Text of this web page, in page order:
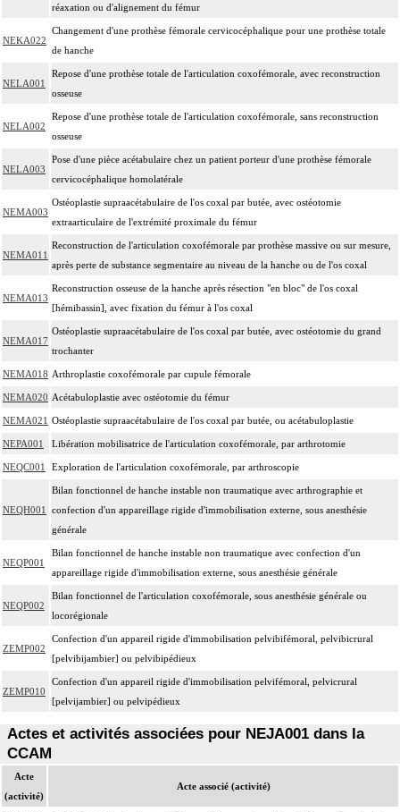
réaxation ou d'alignement du fémur
NEKA022
Changement d'une prothèse fémorale cervicocéphalique pour une prothèse totale
de hanche
NELA001
Repose d'une prothèse totale de l'articulation coxofémorale, avec reconstruction
osseuse
NELA002
Repose d'une prothèse totale de l'articulation coxofémorale, sans reconstruction
osseuse
NELA003
Pose d'une pièce acétabulaire chez un patient porteur d'une prothèse fémorale
cervicocéphalique homolatérale
NEMA003
Ostéoplastie supraacétabulaire de l'os coxal par butée, avec ostéotomie
extraarticulaire de l'extrémité proximale du fémur
NEMA011
Reconstruction de l'articulation coxofémorale par prothèse massive ou sur mesure,
après perte de substance segmentaire au niveau de la hanche ou de l'os coxal
NEMA013
Reconstruction osseuse de la hanche après résection "en bloc" de l'os coxal
[hémibassin], avec fixation du fémur à l'os coxal
NEMA017
Ostéoplastie supraacétabulaire de l'os coxal par butée, avec ostéotomie du grand
trochanter
NEMA018 Arthroplastie coxofémorale par cupule fémorale
NEMA020 Acétabuloplastie avec ostéotomie du fémur
NEMA021 Ostéoplastie supraacétabulaire de l'os coxal par butée, ou acétabuloplastie
NEPA001 Libération mobilisatrice de l'articulation coxofémorale, par arthrotomie
NEQC001 Exploration de l'articulation coxofémorale, par arthroscopie
NEQH001
Bilan fonctionnel de hanche instable non traumatique avec arthrographie et
confection d'un appareillage rigide d'immobilisation externe, sous anesthésie
générale
NEQP001
Bilan fonctionnel de hanche instable non traumatique avec confection d'un
appareillage rigide d'immobilisation externe, sous anesthésie générale
NEQP002
Bilan fonctionnel de l'articulation coxofémorale, sous anesthésie générale ou
locorégionale
ZEMP002
Confection d'un appareil rigide d'immobilisation pelvibifémoral, pelvibicrural
[pelvibijambier] ou pelvibipédieux
ZEMP010
Confection d'un appareil rigide d'immobilisation pelvifémoral, pelvicrural
[pelvijambier] ou pelvipédieux
Actes et activités associées pour NEJA001 dans la
CCAM
Acte
(activité)
Acte associé (activité)